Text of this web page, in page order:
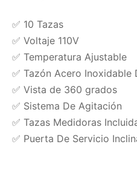
✅ 10 Tazas
✅ Voltaje 110V
✅ Temperatura Ajustable
✅ Tazón Acero Inoxidable
✅ Vista de 360 grados
✅ Sistema De Agitación
✅ Tazas Medidoras
✅ Puerta De Servicio